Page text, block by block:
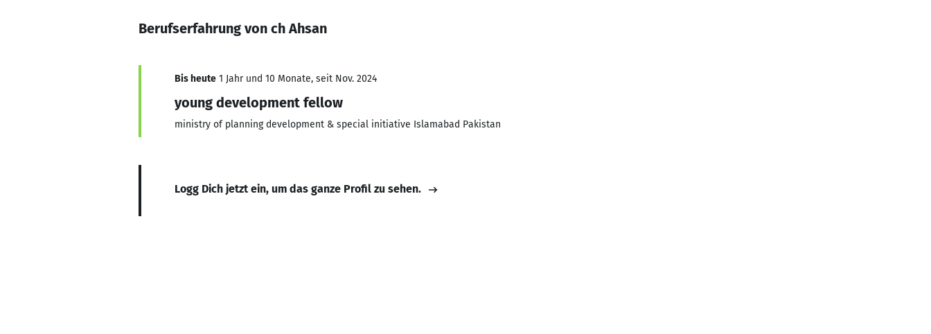
Berufserfahrung von ch Ahsan
Bis heute 1 Jahr und 10 Monate, seit Nov. 2024
young development fellow
ministry of planning development & special initiative Islamabad Pakistan
Logg Dich jetzt ein, um das ganze Profil zu sehen.